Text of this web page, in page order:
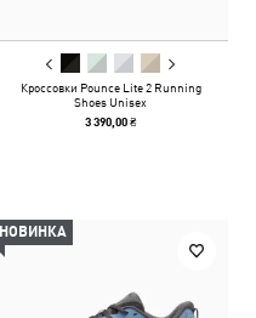
Кроссовки Pounce Lite 2 Running
Shoes Unisex
3 390,00 ₴
НОВИНКА